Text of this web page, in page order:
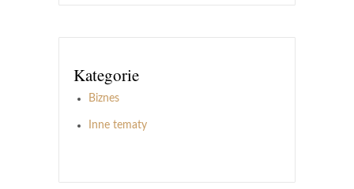
Kategorie
Biznes
Inne tematy